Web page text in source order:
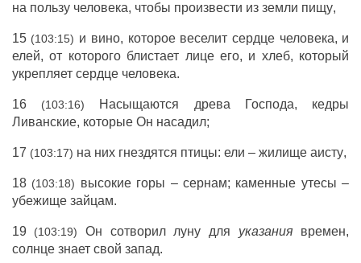
на пользу человека, чтобы произвести из земли пищу,
15 (103:15) и вино, которое веселит сердце человека, и
елей, от которого блистает лицеего, и хлеб, который
укрепляет сердце человека.
16 (103:16) Насыщаются древа Господа, кедры
Ливанские, которые Он насадил;
17 (103:17) на них гнездятся птицы: ели – жилище аисту,
18 (103:18) высокие горы – сернам; каменные утесы –
убежище зайцам.
19 (103:19) Он сотворил луну для указания времен,
солнце знаетсвой запад.